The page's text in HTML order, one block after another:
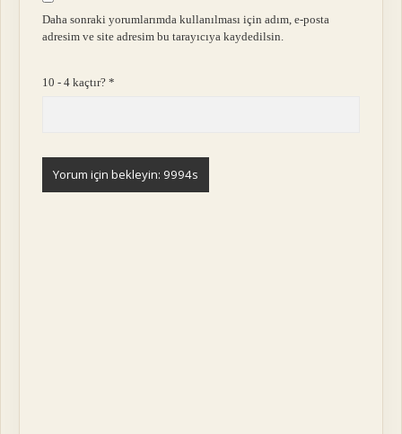
Daha sonraki yorumlarımda kullanılması için adım, e-posta
adresim ve site adresim bu tarayıcıya kaydedilsin.
10 - 4 kaçtır?*